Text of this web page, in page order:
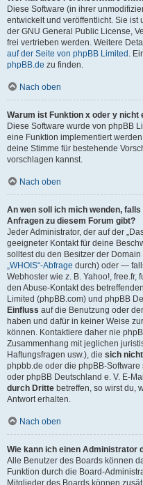
Diese Software (in ihrer
entwickelt und veröffentlicht. Sie
der GNU General Public License,
frei vertrieben werden. Weitere
auf der Seite von phpBB Limited .
phpBB.de zu finden.
Nach oben
Warum ist Funktion x oder y nicht
Diese Software wurde von phpBB
eine Funktion implementiert
deine Stimme für bestehende
vorschlagen kannst.
Nach oben
An wen soll ich mich wenden,
Anfragen zu diesem Forum gibt?
Jeder Administrator, der auf der
geeigneter Kontakt für deine
solltest du den Besitzer der
„WHOIS“-Abfrage durch) oder —
Webhoster wie z. B. Yahoo!,
den Abuse-Kontakt des
Limited (phpBB.com) und phpBB
Einfluss auf die Benutzung oder
haben und dafür in keiner Weise
können. Kontaktiere daher nie
Zusammenhang mit jeglichen
Haftungsfragen usw.), die sich
phpbb.de oder die phpBB-
oder phpBB Deutschland e. V. E-
durch Dritte betreffen, so wirst du,
Antwort erhalten.
Nach oben
Wie kann ich einen Administrator
Alle Benutzer des Boards können
Funktion durch die Board-
Mitglieder des Boards können